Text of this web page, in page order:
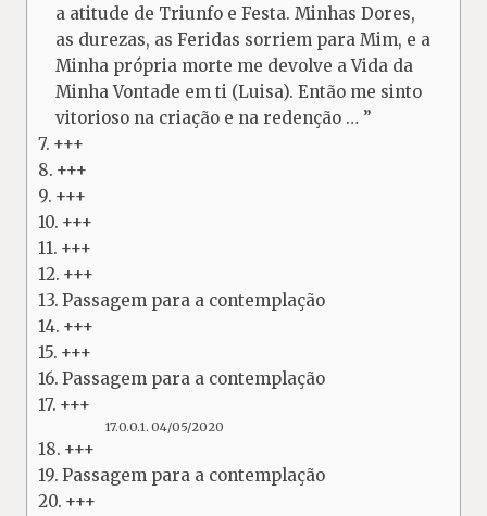
a atitude de Triunfo e Festa. Minhas Dores,
as durezas, as Feridas sorriem para Mim, e a
Minha própria morte me devolve a Vida da
Minha Vontade em ti (Luisa). Então me sinto
vitorioso na criação e na redenção … ”
+++
+++
+++
+++
+++
+++
Passagem para a contemplação
+++
+++
Passagem para a contemplação
+++
04/05/2020
+++
Passagem para a contemplação
+++